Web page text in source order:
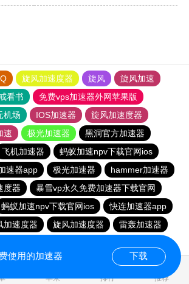
旋风加速度器 旋风
旋风加速
看书
免费vps加速器外网苹果版
机场 IOS加速器
旋风加速度器
速 极光加速器
黑洞官方加速器
飞机加速器
蚂蚁加速npv下载官网ios
速器app 极光加速器
hammer加速器
度器
暴雪vp永久免费加速器下载官网
蚂蚁加速npv下载官网ios
快连加速器app
加速度器 旋风加速度器
雷轰加速器
苹果 排行 推荐
使用的加速器 下载
0.051974s